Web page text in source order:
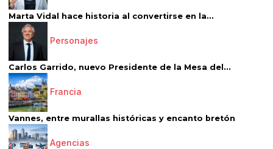
Marta Vidal hace historia al convertirse en la...
Personajes
Carlos Garrido, nuevo Presidente de la Mesa del...
Francia
Vannes, entre murallas históricas y encanto bretón
Agencias